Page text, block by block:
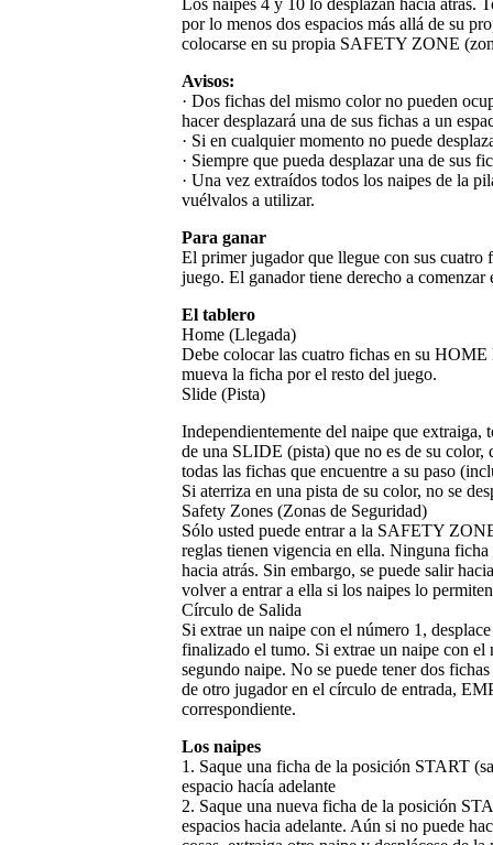
Los naipes 4 y 10 lo desplazan hacia atrás.
por lo menos dos espacios más allá de su
colocarse en su propia SAFETY ZONE
Avisos:
· Dos fichas del mismo color no pueden
hacer desplazará una de sus fichas a un
· Si en cualquier momento no puede
· Siempre que pueda desplazar una de sus
· Una vez extraídos todos los naipes de la
vuélvalos a utilizar.
Para ganar
El primer jugador que llegue con sus
juego. El ganador tiene derecho a comenzar
El tablero
Home (Llegada)
Debe colocar las cuatro fichas en su
mueva la ficha por el resto del juego.
Slide (Pista)
Independientemente del naipe que extraiga,
de una SLIDE (pista) que no es de su
todas las fichas que encuentre a su paso
Si aterriza en una pista de su color, no se
Safety Zones (Zonas de Seguridad)
Sólo usted puede entrar a la SAFETY
reglas tienen vigencia en ella. Ninguna
hacia atrás. Sin embargo, se puede salir
volver a entrar a ella si los naipes lo
Círculo de Salida
Si extrae un naipe con el número 1,
finalizado el tumo. Si extrae un naipe con
segundo naipe. No se puede tener dos
de otro jugador en el círculo de entrada,
correspondiente.
Los naipes
1. Saque una ficha de la posición START
espacio hacía adelante
2. Saque una nueva ficha de la posición
espacios hacia adelante. Aún si no puede